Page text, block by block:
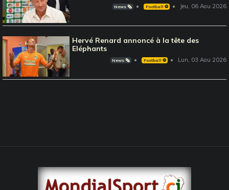
News 🗞️ Football ⚽️ Jeu, 06 Aou 2026
Hervé Renard annoncé à la tête des
Eléphants
News 🗞️ Football ⚽️ Lun, 03 Aou 2026